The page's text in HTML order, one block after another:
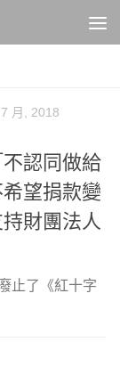
月, 2018
不認同做給
望捐款變
財團法人
止了《紅十字